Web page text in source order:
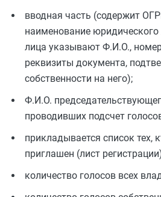
вводная часть (содержит
наименование юридического
лица указывают Ф.И.О.,
реквизиты документа,
собственности на него);
Ф.И.О.
проводивших подсчет
прикладывается список тех,
приглашен (лист
количество голосов всех